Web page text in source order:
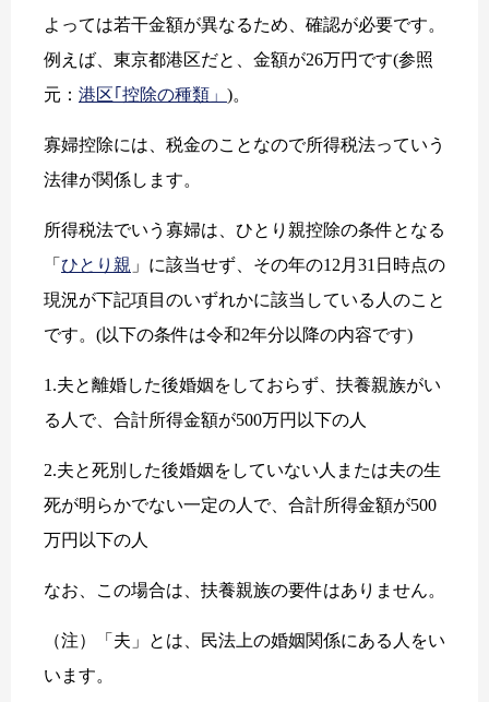
よっては若干金額が異なるため、確認が必要です。
例えば、東京都港区だと、金額が26万円です(参照
元： 港区｢控除の種類」 )。
寡婦控除には、税金のことなので所得税法っていう
法律が関係します。
所得税法でいう寡婦は、ひとり親控除の条件となる
「 ひとり親 」に該当せず、その年の12月31日時点の
現況が下記項目のいずれかに該当している人のこと
です。(以下の条件は令和2年分以降の内容です)
1.夫と離婚した後婚姻をしておらず、扶養親族がい
る人で、合計所得金額が500万円以下の人
2.夫と死別した後婚姻をしていない人または夫の生
死が明らかでない一定の人で、合計所得金額が500
万円以下の人
なお、この場合は、扶養親族の要件はありません。
（注）「夫」とは、民法上の婚姻関係にある人をい
います。